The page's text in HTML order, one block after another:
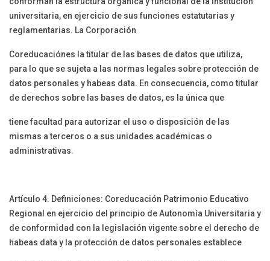
universitaria, en ejercicio de sus funciones estatutarias y
reglamentarias. La Corporación
Coreducaciónes la titular de las bases de datos que utiliza,
para lo que se sujeta a las normas legales sobre protección de
datos personales y habeas data. En consecuencia, como titular
de derechos sobre las bases de datos, es la única que
tiene facultad para autorizar el uso o disposición de las
mismas a terceros o a sus unidades académicas o
administrativas.
Artículo 4. Definiciones: Coreducación Patrimonio Educativo
Regional en ejercicio del principio de Autonomía Universitaria y
de conformidad con la legislación vigente sobre el derecho de
habeas data y la protección de datos personales establece